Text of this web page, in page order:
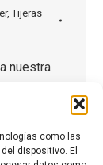
como las
dispositivo. El
,Tijeras
nuestra
de las